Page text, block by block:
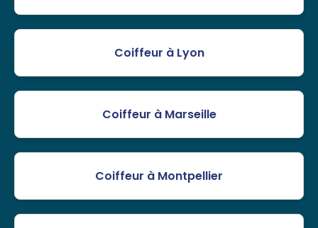
Coiffeur à Lyon
Coiffeur à Marseille
Coiffeur à Montpellier